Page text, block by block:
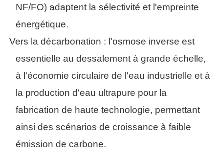
NF/FO) adaptent la sélectivité et l'empreinte
énergétique.
Vers la décarbonation : l'osmose inverse est
essentielle au dessalement à grande échelle,
à l'économie circulaire de l'eau industrielle et à
la production d'eau ultrapure pour la
fabrication de haute technologie, permettant
ainsi des scénarios de croissance à faible
émission de carbone.